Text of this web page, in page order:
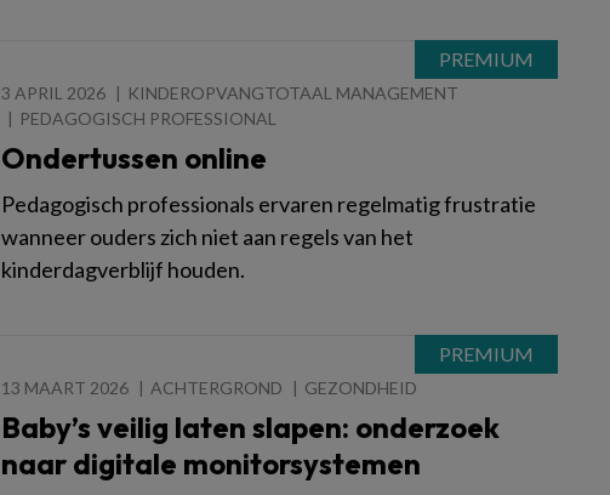
3 APRIL 2026
KINDEROPVANGTOTAAL MANAGEMENT
PEDAGOGISCH PROFESSIONAL
Ondertussen online
Pedagogisch professionals ervaren regelmatig frustratie
wanneer ouders zich niet aan regels van het
kinderdagverblijf houden.
13 MAART 2026 ACHTERGROND GEZONDHEID
Baby’s veilig laten slapen: onderzoek
naar digitale monitorsystemen